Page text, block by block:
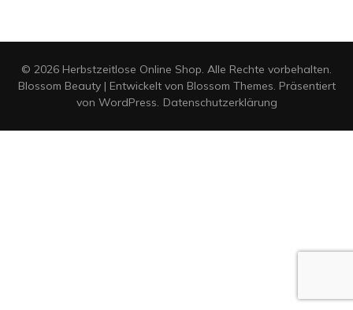
© 2026 Herbstzeitlose Online Shop. Alle Rechte vorbehalten.
Blossom Beauty | Entwickelt von Blossom Themes. Präsentiert
von WordPress. Datenschutzerklärung